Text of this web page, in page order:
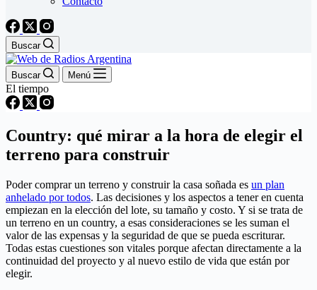
Buscar
Buscar Menú
El tiempo
Country: qué mirar a la hora de elegir el
terreno para construir
Poder comprar un terreno y construir la casa soñada es un plan
anhelado por todos. Las decisiones y los aspectos a tener en cuenta
empiezan en la elección del lote, su tamaño y costo. Y si se trata de
un terreno en un country, a esas consideraciones se les suman el
valor de las expensas y la seguridad de que se pueda escriturar.
Todas estas cuestiones son vitales porque afectan directamente a la
continuidad del proyecto y al nuevo estilo de vida que están por
elegir.